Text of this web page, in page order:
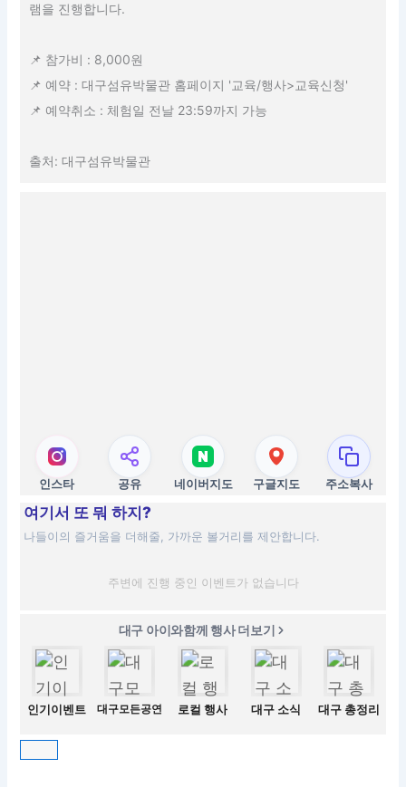
램을 진행합니다.
📌 참가비 : 8,000원
📌 예약 : 대구섬유박물관 홈페이지 '교육/행사>교육신청'
📌 예약취소 : 체험일 전날 23:59까지 가능
출처: 대구섬유박물관
인스타 공유 네이버지도 구글지도 주소복사
여기서 또 뭐 하지?
나들이의 즐거움을 더해줄, 가까운 볼거리를 제안합니다.
주변에 진행 중인 이벤트가 없습니다
대구 아이와함께 행사 더보기
인기이벤트 대구모든공연 로컬 행사 대구 소식 대구 총정리